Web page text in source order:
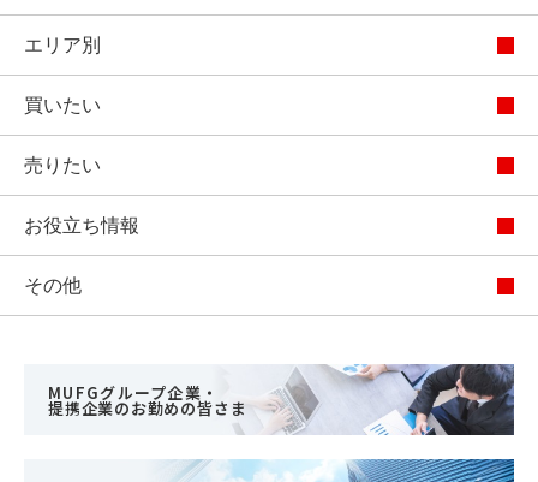
エリア別
買いたい
売りたい
お役立ち情報
その他
MUFGグループ企業・
提携企業のお勤めの皆さま